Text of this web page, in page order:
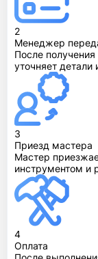
2
Менеджер
После
уточняет детали
3
Приезд мастера
Мастер
инструментом и
4
Оплата